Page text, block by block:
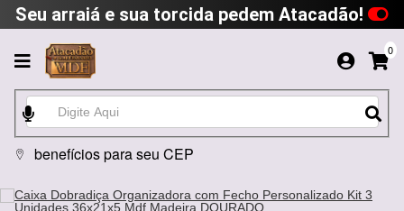
Seu arraiá e sua torcida pedem Atacadão!
0
benefícios para seu CEP